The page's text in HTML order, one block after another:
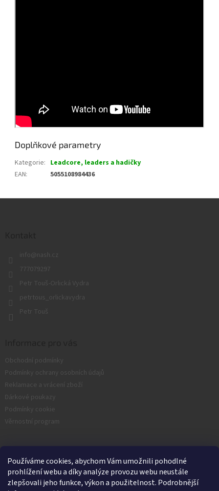
Používáme cookies, abychom Vám umožnili pohodlné
prohlížení webu a díky analýze provozu webu neustále
zlepšovali jeho funkce, výkon a použitelnost. Podrobnější
Doplňkové parametry
Kategorie: Leadcore, leaders a hadičky
EAN: 5055108984436
info@nash.cz
777079297
Petr Touš-Orlická Vydra
petrtous_orlickavydra
Petr Touš
Obchodní podmínky
Podmínky ochrany osobních údajů
Reklamace a vrácení zboží
Dárkové poukazy
Podmínky cookie
Věrnostní program
Facebook